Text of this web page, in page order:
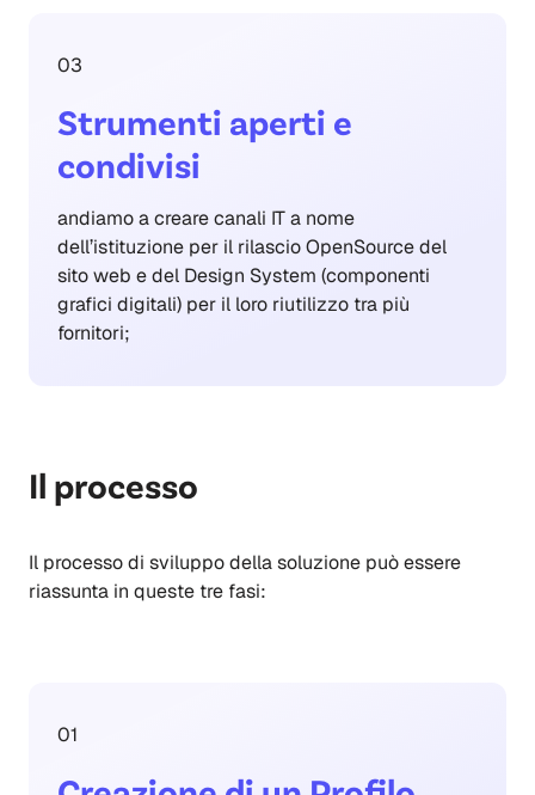
03
Strumenti aperti e
condivisi
andiamo a creare canali IT a nome
dell’istituzione per il rilascio OpenSource del
sito web e del Design System (componenti
grafici digitali) per il loro riutilizzo tra più
fornitori;
Il processo
Il processo di sviluppo della soluzione può essere
riassunta in queste tre fasi:
01